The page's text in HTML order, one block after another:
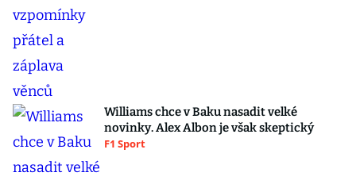
Williams chce v Baku nasadit velké
novinky. Alex Albon je však skeptický
F1 Sport